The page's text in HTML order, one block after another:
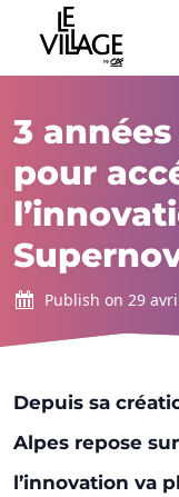
Le Village by CA
3
pour
Publish on 29
Depuis sa
Alpes repose
l’innovation va